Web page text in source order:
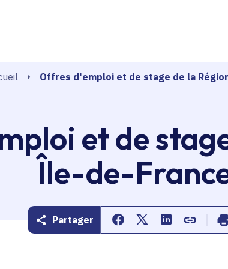
Offres d'emploi et de stage de la
et de
Île-de-
Partager Partager sur Facebook
Partager sur
Partager sur
Copier